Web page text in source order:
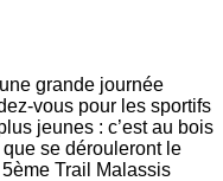
grande journée
vous pour les sportifs
jeunes : c’est au bois
se dérouleront le
Trail Malassis